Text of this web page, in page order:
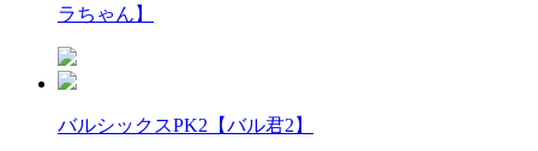
ラちゃん】
バルシックスPK2【バル君2】